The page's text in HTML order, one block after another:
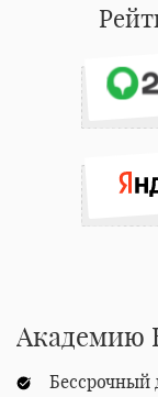
Академию
Бессрочный